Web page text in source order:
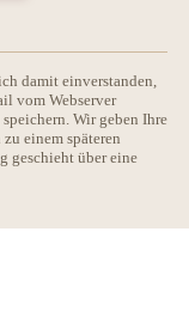
damit einverstanden,
vom Webserver
Wir geben Ihre
einem späteren
geschieht über eine